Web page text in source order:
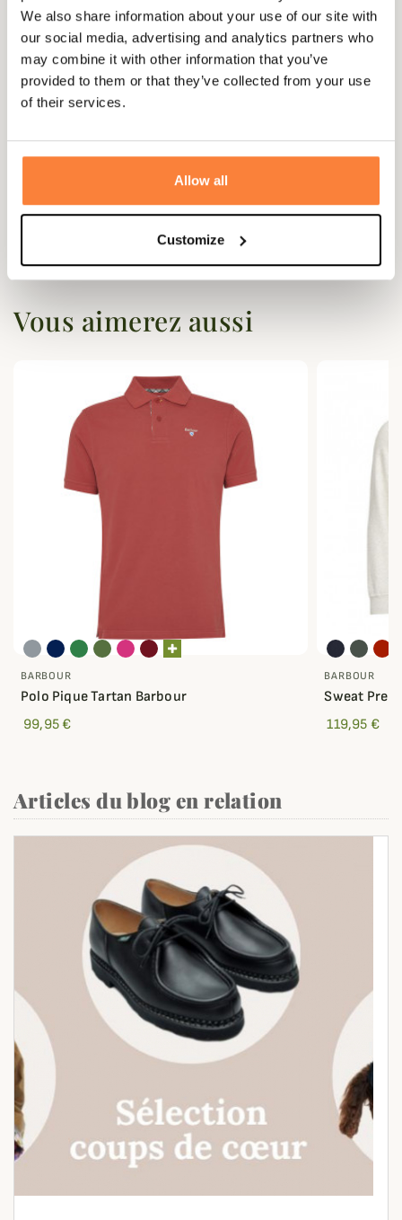
We also share information about your use of our site with
our social media, advertising and analytics partners who
may combine it with other information that you’ve
provided to them or that they’ve collected from your use
of their services.
Allow all
Customize
Genre Mixte
Questions (FAQs)
Vous aimerez aussi
BARBOUR
Polo Pique Tartan Barbour
99,95 €
BARBOUR
Sweat Prep
119,95 €
Articles du blog en relation